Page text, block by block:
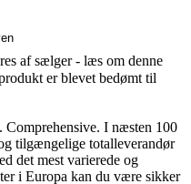
af sælger - læs om denne
er blevet bedømt til
Comprehensive. I næsten 100
tilgængelige totalleverandør
det mest varierede og
i Europa kan du være sikker